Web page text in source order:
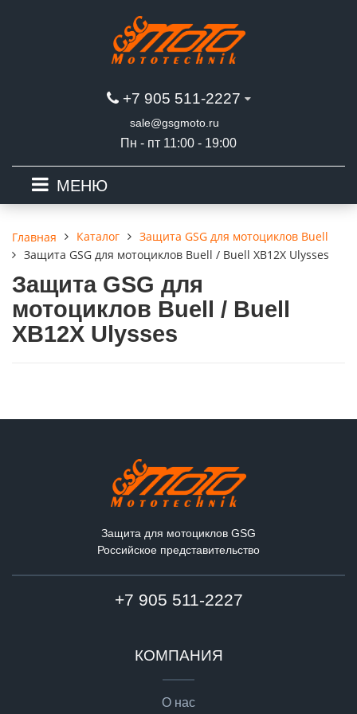
+7 905 511-2227
sale@gsgmoto.ru
Пн - пт 11:00 - 19:00
МЕНЮ
Главная Каталог
Защита GSG для мотоциклов Buell
Защита GSG для мотоциклов Buell / Buell XB12X Ulysses
Защита GSG для
мотоциклов Buell / Buell
XB12X Ulysses
Защита для мотоциклов GSG
Российское представительство
+7 905 511-2227
КОМПАНИЯ
О нас